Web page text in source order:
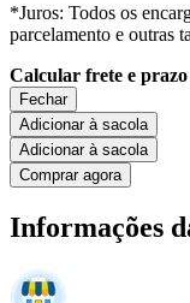
*Juros: Todos os
parcelamento e outras
Calcular frete e prazo
Fechar
Adicionar à sacola
Adicionar à sacola
Comprar agora
Informações